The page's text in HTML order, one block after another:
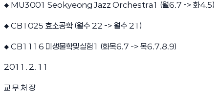
◆ MU3001 Seokyeong Jazz Orchestra1 (월6.7 -> 화4.5)
◆ CB1025 효소공학 (월수 22 -> 월수 21)
◆ CB1116 미생물학및실험1 (화목6.7 -> 목6.7.8.9)
2011. 2. 11
교 무 처 장